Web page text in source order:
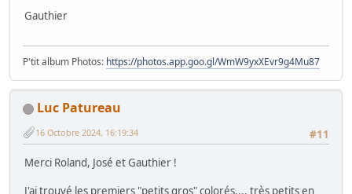
Gauthier
P'tit album Photos: https://photos.app.goo.gl/WmW9yxXEvr9g4Mu87
Luc Patureau
#11
16 Octobre 2024, 16:19:34
Merci Roland, José et Gauthier !
J'ai trouvé les premiers "petits gros" colorés.... très petits en